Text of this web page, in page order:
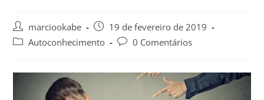
marciookabe
19 de fevereiro de 2019
Autoconhecimento
0 Comentários